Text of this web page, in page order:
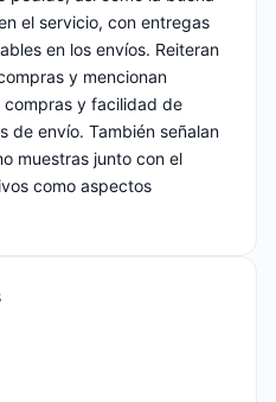
el servicio, con entregas
en los envíos. Reiteran
y mencionan
y facilidad de
de envío. También señalan
muestras junto con el
como aspectos